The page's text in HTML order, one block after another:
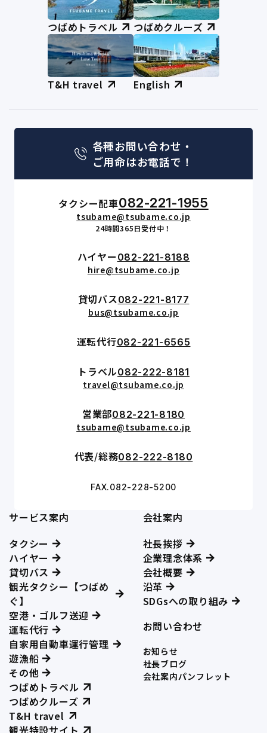
つばめトラベル つばめクルーズ
T&H travel English
各種お問い合わせ・
ご用命はお電話で！
タクシー配車082-221-1955
tsubame@tsubame.co.jp
24時間365日受付中！
ハイヤー 082-221-8188
hire@tsubame.co.jp
貸切バス082-221-8177
bus@tsubame.co.jp
運転代行082-221-6565
トラベル082-222-8181
travel@tsubame.co.jp
営業部082-221-8180
tsubame@tsubame.co.jp
代表/総務082-222-8180
FAX.082-228-5200
サービス案内
タクシー
ハイヤー
貸切バス
観光タクシー【つばめ
ぐ】
空港・ゴルフ送迎
運転代行
自家用自動車運行管理
遊漁船
その他
つばめトラベル
つばめクルーズ
T&H travel
観光特設サイト
会社案内
社長挨拶
企業理念体系
会社概要
沿革
SDGsへの取り組み
お問い合わせ
お知らせ
社長ブログ
会社案内パンフレット